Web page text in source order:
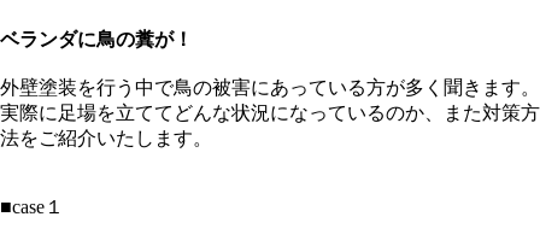
ベランダに鳥の糞が！
外壁塗装を行う中で鳥の被害にあっている方が多く聞きます。
実際に足場を立ててどんな状況になっているのか、また対策方
法をご紹介いたします。
■case１